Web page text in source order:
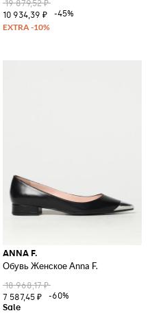
19 879,52 ₽
10 934,39 ₽
-45%
кожи с Т-образным ремешком и
ANNA F.
Обувь Женское Anna F.
18 968,17 ₽
7 587,45 ₽
-60%